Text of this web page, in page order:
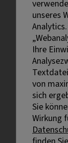
Datenschutz
Erklärung
Bildnachweise
Externe
Bei
unseres
Ihre
von
sich
Sie
Wirkung